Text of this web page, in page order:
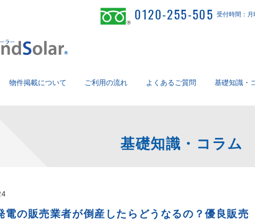
0120-255-505 受付時間：
物件掲載について ご利用の流れ よくあるご質問 基礎知識・
基礎知識・コラム
電の販売業者が倒産したらどうなるの？優良販売